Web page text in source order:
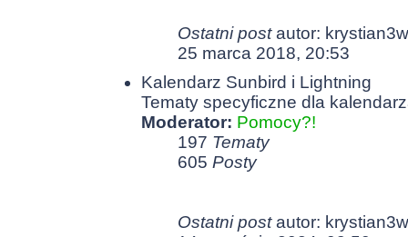
Ostatni postautor: krystian3w
25 marca 2018, 20:53
Kalendarz Sunbird i Lightning
Tematy specyficzne dla
Moderator: Pomocy?!
197 Tematy
605 Posty
Ostatni postautor: krystian3w